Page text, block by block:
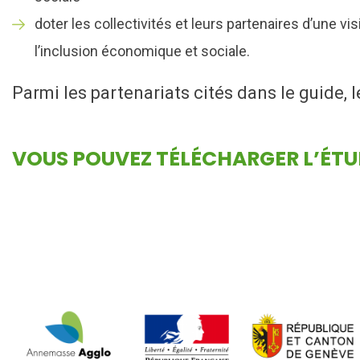
doter les collectivités et leurs partenaires d’une
l’inclusion économique et sociale.
Parmi les partenariats cités dans le guide,
VOUS POUVEZ TÉLÉCHARGER